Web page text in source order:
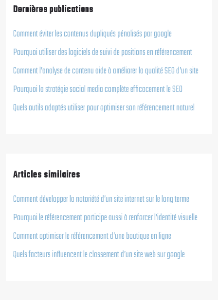
Dernières publications
Comment éviter les contenus dupliqués pénalisés par google
Pourquoi utiliser des logiciels de suivi de positions en référencement
Comment l’analyse de contenu aide à améliorer la qualité SEO d’un site
Pourquoi la stratégie social media complète efficacement le SEO
Quels outils adaptés utiliser pour optimiser son référencement naturel
Articles similaires
Comment développer la notoriété d’un site internet sur le long terme
Pourquoi le référencement participe aussi à renforcer l’identité visuelle
Comment optimiser le référencement d’une boutique en ligne
Quels facteurs influencent le classement d’un site web sur google